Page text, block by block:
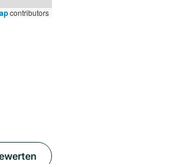
contributors